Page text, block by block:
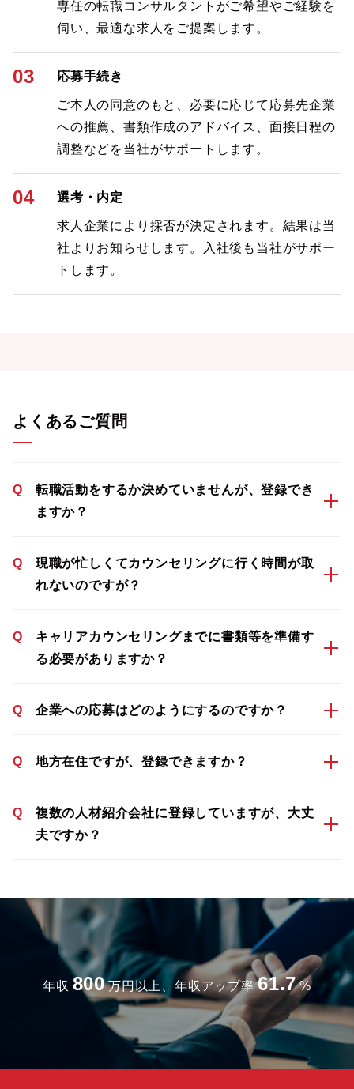
専任の転職コンサルタントがご希望やご経験を
伺い、最適な求人をご提案します。
03 応募手続き
ご本人の同意のもと、必要に応じて応募先企業
への推薦、書類作成のアドバイス、面接日程の
調整などを当社がサポートします。
04 選考・内定
求人企業により採否が決定されます。結果は当
社よりお知らせします。入社後も当社がサポー
トします。
よくあるご質問
Q
転職活動をするか決めていませんが、登録でき
ますか？
Q
現職が忙しくてカウンセリングに行く時間が取
れないのですが？
Q
キャリアカウンセリングまでに書類等を準備す
る必要がありますか？
Q 企業への応募はどのようにするのですか？
Q 地方在住ですが、登録できますか？
Q
複数の人材紹介会社に登録していますが、大丈
夫ですか？
年収 800 万円以上、年収アップ率 61.7 %